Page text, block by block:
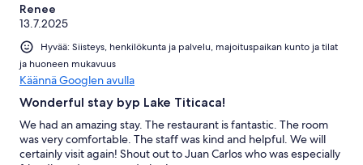
Renee
13.7.2025
Hyvää: Siisteys, henkilökunta ja palvelu, majoituspaikan kunto ja tilat
ja huoneen mukavuus
Käännä Googlen avulla
Wonderful stay byp Lake Titicaca!
We had an amazing stay. The restaurant is fantastic. The room
was very comfortable. The staff was kind and helpful. We will
certainly visit again! Shout out to Juan Carlos who was especially